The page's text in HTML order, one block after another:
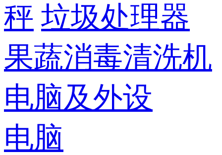
秤 垃圾处理器
果蔬消毒清洗机
电脑及外设
电脑